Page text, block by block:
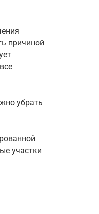
причиной
убрать
участки